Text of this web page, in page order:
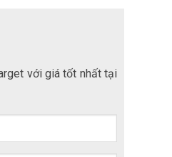
với giá tốt nhất tại